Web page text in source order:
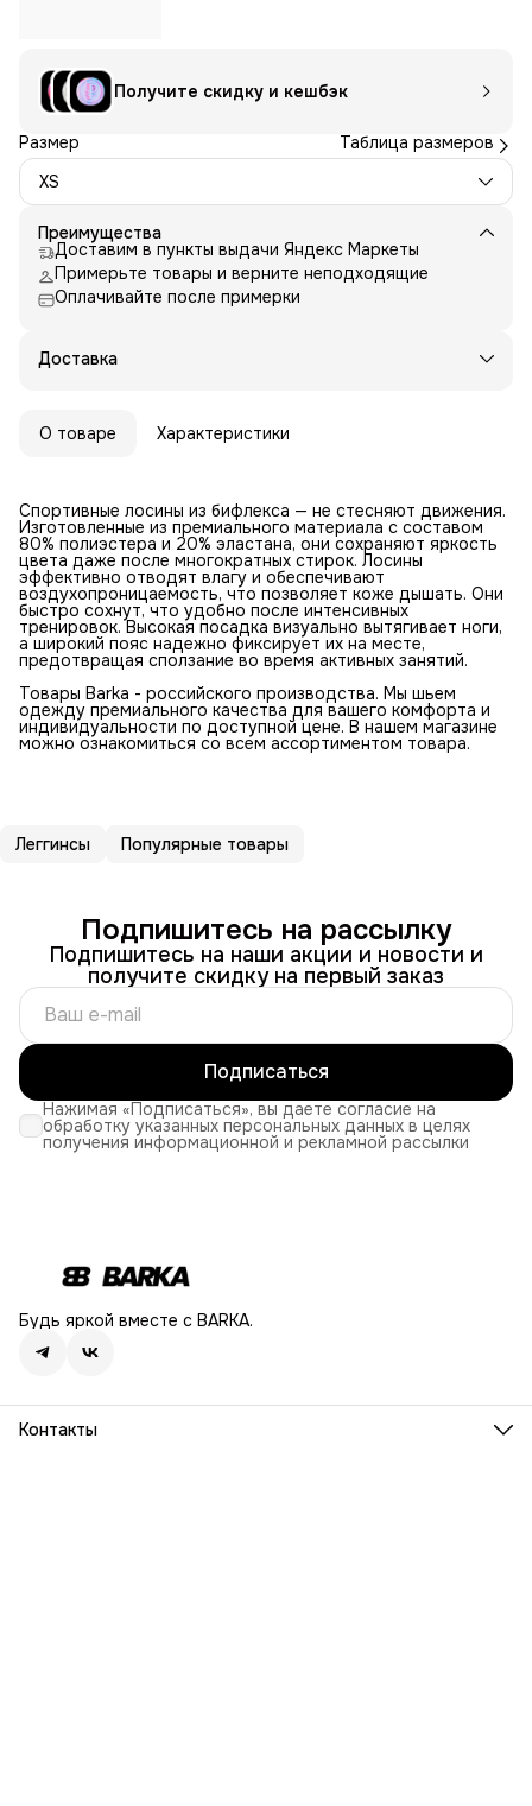
Получите скидку и кешбэк
Размер
Таблица размеров
XS
Преимущества
Доставим в пункты выдачи Яндекс Маркеты
Примерьте товары и верните неподходящие
Оплачивайте после примерки
Доставка
О товаре Характеристики
Спортивные лосины из бифлекса — не стесняют движения.
Изготовленные из премиального материала с составом
80% полиэстера и 20% эластана, они сохраняют яркость
цвета даже после многократных стирок. Лосины
эффективно отводят влагу и обеспечивают
воздухопроницаемость, что позволяет коже дышать. Они
быстро сохнут, что удобно после интенсивных
тренировок. Высокая посадка визуально вытягивает ноги,
а широкий пояс надежно фиксирует их на месте,
предотвращая сползание во время активных занятий.
Товары Barka - российского производства. Мы шьем
одежду премиального качества для вашего комфорта и
индивидуальности по доступной цене. В нашем магазине
можно ознакомиться со всем ассортиментом товара.
Леггинсы Популярные товары
Подпишитесь на рассылку
Подпишитесь на наши акции и новости и
получите скидку на первый заказ
Подписаться
Нажимая «Подписаться», вы даете согласие на
обработку указанных персональных данных в целях
получения информационной и рекламной рассылки
Будь яркой вместе с BARKA.
Контакты